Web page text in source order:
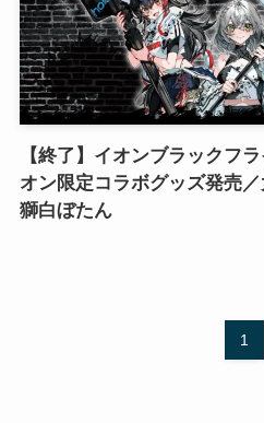
【終了】イオンブラックフ
オン限定コラボグッズ発売
獅白ぼたん
1